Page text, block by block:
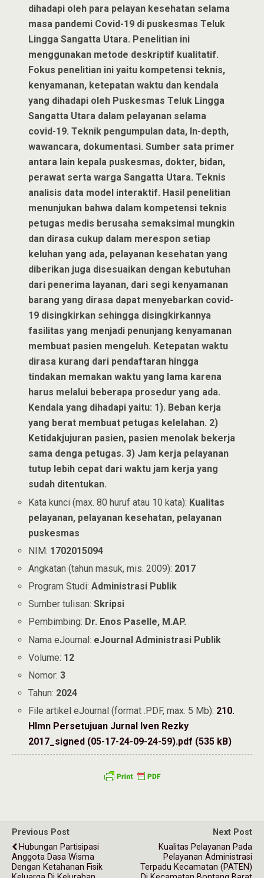
dihadapi oleh para pelayan kesehatan selama
masa pandemi Covid-19 di puskesmas Teluk
Lingga Sangatta Utara. Penelitian ini
menggunakan metode deskriptif kualitatif.
Fokus penelitian ini yaitu kompetensi teknis,
kenyamanan, ketepatan waktu dan kendala
yang dihadapi oleh Puskesmas Teluk Lingga
Sangatta Utara dalam pelayanan selama
covid-19. Teknik pengumpulan data, In-depth,
wawancara, dokumentasi. Sumber sata primer
antara lain kepala puskesmas, dokter, bidan,
perawat serta warga Sangatta Utara. Teknis
analisis data model interaktif. Hasil penelitian
menunjukan bahwa dalam kompetensi teknis
petugas medis berusaha semaksimal mungkin
dan dirasa cukup dalam merespon setiap
keluhan yang ada, pelayanan kesehatan yang
diberikan juga disesuaikan dengan kebutuhan
dari penerima layanan, dari segi kenyamanan
barang yang dirasa dapat menyebarkan covid-
19 disingkirkan sehingga disingkirkannya
fasilitas yang menjadi penunjang kenyamanan
membuat pasien mengeluh. Ketepatan waktu
dirasa kurang dari pendaftaran hingga
tindakan memakan waktu yang lama karena
harus melalui beberapa prosedur yang ada.
Kendala yang dihadapi yaitu: 1). Beban kerja
yang berat membuat petugas kelelahan. 2)
Ketidakjujuran pasien, pasien menolak bekerja
sama denga petugas. 3) Jam kerja pelayanan
tutup lebih cepat dari waktu jam kerja yang
sudah ditentukan.
Kata kunci (max. 80 huruf atau 10 kata): Kualitas
pelayanan, pelayanan kesehatan, pelayanan
puskesmas
NIM: 1702015094
Angkatan (tahun masuk, mis. 2009): 2017
Program Studi:Administrasi Publik
Sumber tulisan:Skripsi
Pembimbing: Dr. Enos Paselle, M.AP.
Nama eJournal: eJournal Administrasi Publik
Volume: 12
Nomor:3
Tahun: 2024
File artikel eJournal (format .PDF, max. 5 Mb): 210.
Hlmn Persetujuan Jurnal Iven Rezky
2017_signed (05-17-24-09-24-59).pdf (535 kB)
Previous Post
Hubungan Partisipasi
Anggota Dasa Wisma
Dengan Ketahanan Fisik
Next Post
Kualitas Pelayanan Pada
Pelayanan Administrasi
Terpadu Kecamatan (PATEN)